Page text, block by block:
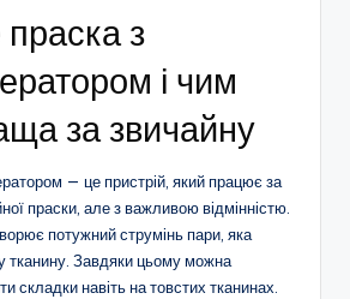
з
і чим
за звичайну
— це пристрій, який працює за
праски, але з важливою відмінністю.
потужний струмінь пари, яка
тканину. Завдяки цьому можна
складки навіть на товстих тканинах.